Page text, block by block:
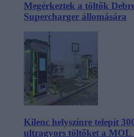
Megérkeztek a töltők
Supercharger állomására
Kilenc helyszínre telepít
ultragyors töltőket a MOL